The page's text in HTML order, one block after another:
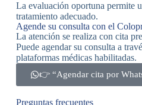
La evaluación oportuna permite
tratamiento adecuado.
Agende su consulta con el
La atención se realiza con cita
Puede agendar su consulta a
plataformas médicas habilitadas.
👉 “Agendar cita por
Preguntas frecuentes